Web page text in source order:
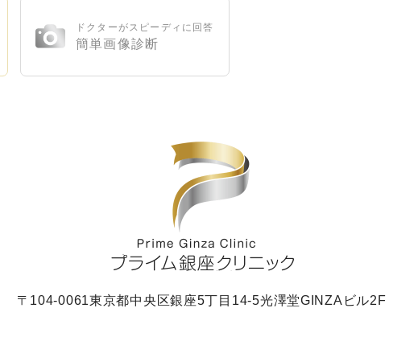
ドクターがスピーディに回答
簡単画像診断
〒104-0061東京都中央区銀座5丁目14-5光澤堂GINZAビル2F